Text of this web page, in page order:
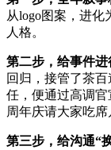
从logo图案，进
人格。
第二步，给事件进
回归，接管了茶
任，便通过高调官
周年庆请大家吃
第三步，给沟通“